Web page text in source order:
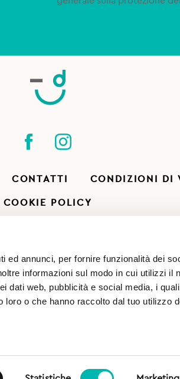
ed annunci, per fornire funzionalità dei
informazioni sul modo in cui utilizzi il
dati web, pubblicità e social media, i
o che hanno raccolto dal tuo utilizzo
CONTATTI CONDIZIONI DI
COOKIE POLICY